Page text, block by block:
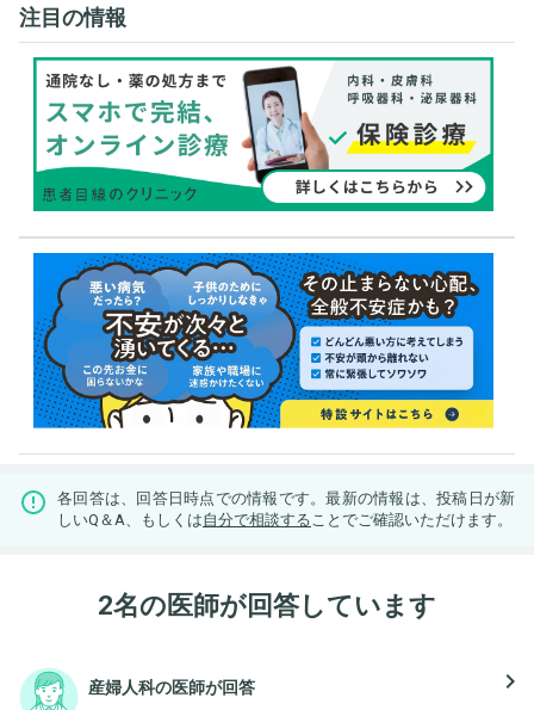
注目の情報
各回答は、回答日時点での情報です。最新の情報は、投稿日が新
しいQ＆A、もしくは自分で相談する ことでご確認いただけます。
2名の医師が回答しています
産婦人科の医師が回答 navigate_next